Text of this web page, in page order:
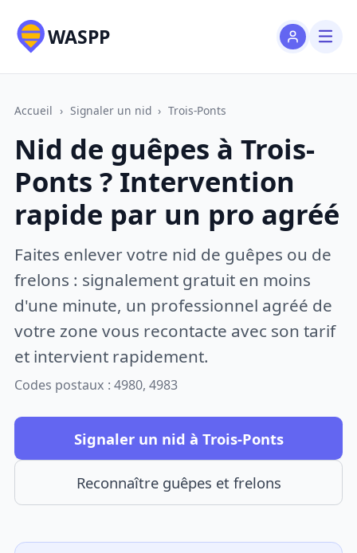
WASPP
Accueil › Signaler un nid › Trois-Ponts
Nid de guêpes à Trois-
Ponts ? Intervention
rapide par un pro agréé
Faites enlever votre nid de guêpes ou de
frelons : signalement gratuit en moins
d'une minute, un professionnel agréé de
votre zone vous recontacte avec son tarif
et intervient rapidement.
Codes postaux : 4980, 4983
Signaler un nid à Trois-Ponts
Reconnaître guêpes et frelons